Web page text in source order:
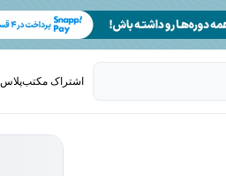
اشتراک مکتب‌پلاس